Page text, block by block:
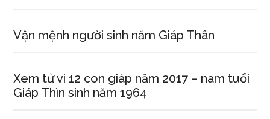
Vận mệnh người sinh năm Giáp Thân
Xem tử vi 12 con giáp năm 2017 – nam tuổi
Giáp Thìn sinh năm 1964